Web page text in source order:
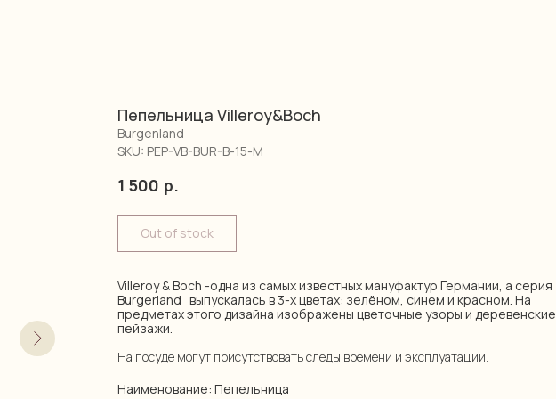
Пепельница Villeroy&Boch
Burgenland
SKU: PEP-VB-BUR-B-15-M
1 500 р.
Out of stock
Villeroy & Boch -одна из самых известных мануфактур Германии, а серия
Burgerland выпускалась в 3-х цветах: зелёном, синем и красном. На
предметах этого дизайна изображены цветочные узоры и деревенские
пейзажи.
На посуде могут присутствовать следы времени и эксплуатации.
Наименование: Пепельница